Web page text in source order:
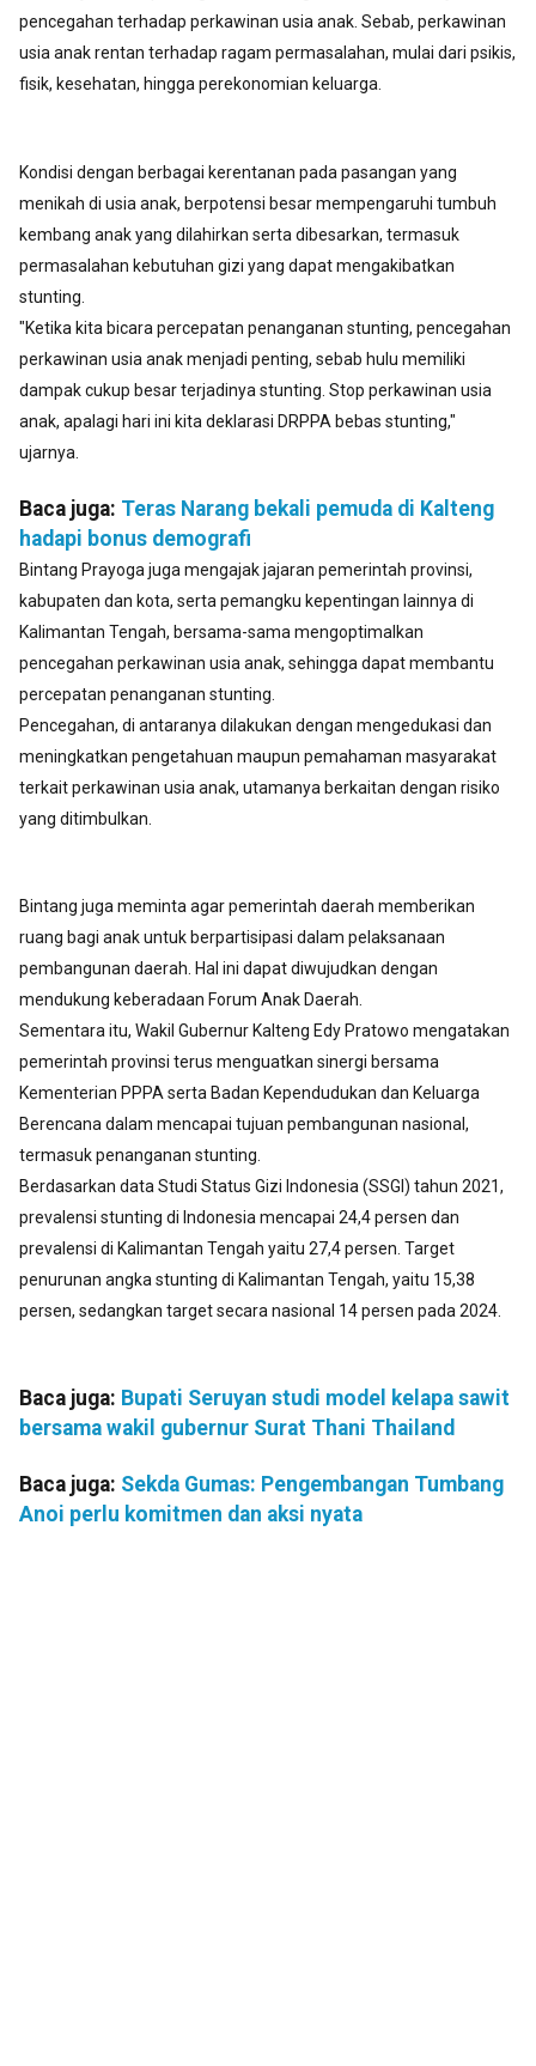
pencegahan terhadap perkawinan usia anak. Sebab, perkawinan
usia anak rentan terhadap ragam permasalahan, mulai dari psikis,
fisik, kesehatan, hingga perekonomian keluarga.
Kondisi dengan berbagai kerentanan pada pasangan yang
menikah di usia anak, berpotensi besar mempengaruhi tumbuh
kembang anak yang dilahirkan serta dibesarkan, termasuk
permasalahan kebutuhan gizi yang dapat mengakibatkan
stunting.
"Ketika kita bicara percepatan penanganan stunting, pencegahan
perkawinan usia anak menjadi penting, sebab hulu memiliki
dampak cukup besar terjadinya stunting. Stop perkawinan usia
anak, apalagi hari ini kita deklarasi DRPPA bebas stunting,"
ujarnya.
Baca juga: Teras Narang bekali pemuda di Kalteng
hadapi bonus demografi
Bintang Prayoga juga mengajak jajaran pemerintah provinsi,
kabupaten dan kota, serta pemangku kepentingan lainnya di
Kalimantan Tengah, bersama-sama mengoptimalkan
pencegahan perkawinan usia anak, sehingga dapat membantu
percepatan penanganan stunting.
Pencegahan, di antaranya dilakukan dengan mengedukasi dan
meningkatkan pengetahuan maupun pemahaman masyarakat
terkait perkawinan usia anak, utamanya berkaitan dengan risiko
yang ditimbulkan.
Bintang juga meminta agar pemerintah daerah memberikan
ruang bagi anak untuk berpartisipasi dalam pelaksanaan
pembangunan daerah. Hal ini dapat diwujudkan dengan
mendukung keberadaan Forum Anak Daerah.
Sementara itu, Wakil Gubernur Kalteng Edy Pratowo mengatakan
pemerintah provinsi terus menguatkan sinergi bersama
Kementerian PPPA serta Badan Kependudukan dan Keluarga
Berencana dalam mencapai tujuan pembangunan nasional,
termasuk penanganan stunting.
Berdasarkan data Studi Status Gizi Indonesia (SSGI) tahun 2021,
prevalensi stunting di Indonesia mencapai 24,4 persen dan
prevalensi di Kalimantan Tengah yaitu 27,4 persen. Target
penurunan angka stunting di Kalimantan Tengah, yaitu 15,38
persen, sedangkan target secara nasional 14 persen pada 2024.
Baca juga: Bupati Seruyan studi model kelapa sawit
bersama wakil gubernur Surat Thani Thailand
Baca juga: Sekda Gumas: Pengembangan Tumbang
Anoi perlu komitmen dan aksi nyata